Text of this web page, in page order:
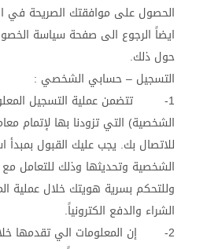
الحصول على موافقتك الصريحة في
ايضاً الرجوع الى صفحة سياسة
حول ذلك.
التسجيل – حسابي الشخصي :
1- تتضمن عملية التسجيل
الشخصية) التي تزودنا بها لإتمام
للاتصال بك. يجب عليك القبول بمبدأ
الشخصية وتحديثها وذلك للتعامل
وللتحكم بسرية هويتك خلال عملية
الشراء والدفع الكترونياً.
2- إن المعلومات الي تقدمها